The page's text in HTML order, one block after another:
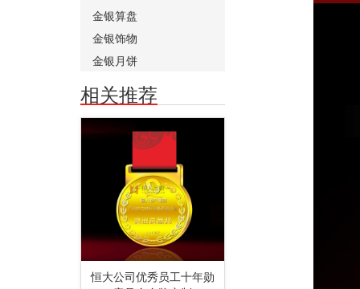
金银算盘
金银饰物
金银月饼
相关推荐
恒大公司优秀员工十年勋